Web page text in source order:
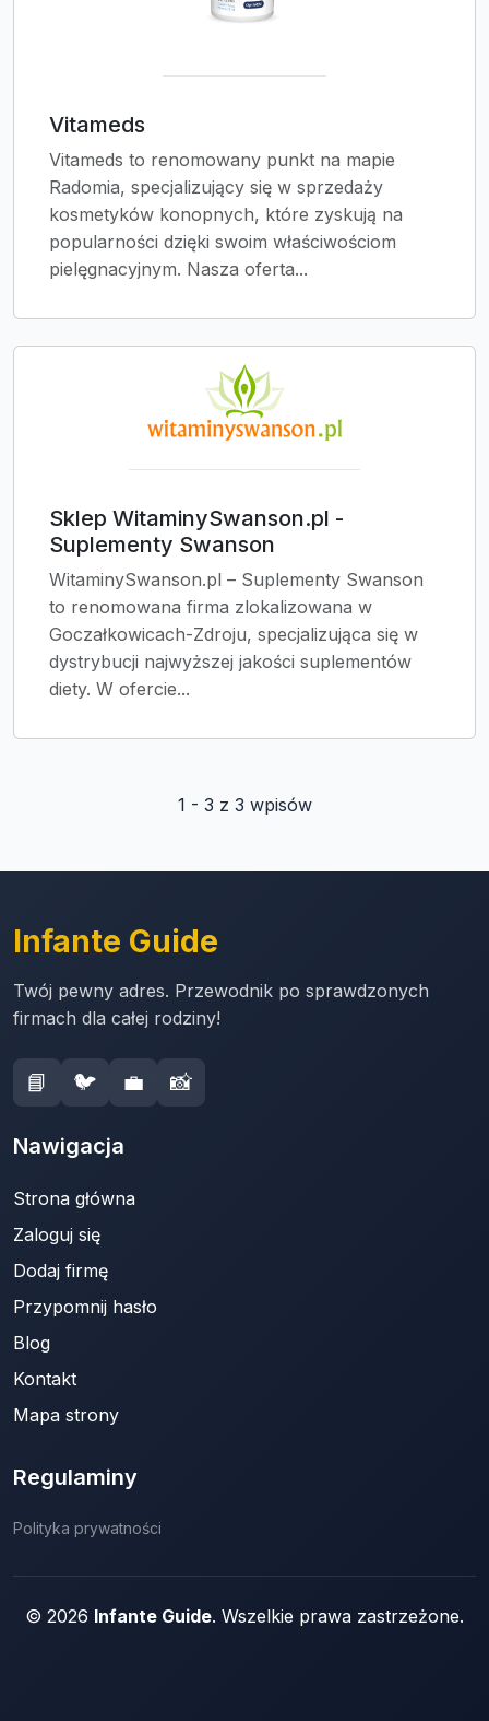
Vitameds
Vitameds to renomowany punkt na mapie
Radomia, specjalizujący się w sprzedaży
kosmetyków konopnych, które zyskują na
popularności dzięki swoim właściwościom
pielęgnacyjnym. Nasza oferta...
Sklep WitaminySwanson.pl -
Suplementy Swanson
WitaminySwanson.pl – Suplementy Swanson
to renomowana firma zlokalizowana w
Goczałkowicach-Zdroju, specjalizująca się w
dystrybucji najwyższej jakości suplementów
diety. W ofercie...
1 - 3 z 3 wpisów
Infante Guide
Twój pewny adres. Przewodnik po sprawdzonych
firmach dla całej rodziny!
📘 🐦 💼 📸
Nawigacja
Strona główna
Zaloguj się
Dodaj firmę
Przypomnij hasło
Blog
Kontakt
Mapa strony
Regulaminy
Polityka prywatności
© 2026 Infante Guide. Wszelkie prawa zastrzeżone.